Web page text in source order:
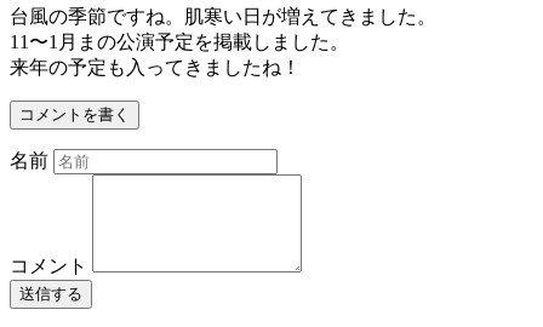
台風の季節ですね。肌寒い日が増えてきました。
11〜1月まの公演予定を掲載しました。
来年の予定も入ってきましたね！
コメントを書く
名前
コメント
送信する